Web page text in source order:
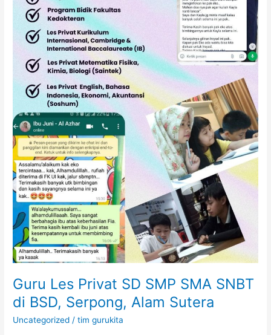
Guru Les Privat SD SMP SMA SNBT
di BSD, Serpong, Alam Sutera
Uncategorized /tim gurukita
BSD,
Serpong,
Alam
Sutera